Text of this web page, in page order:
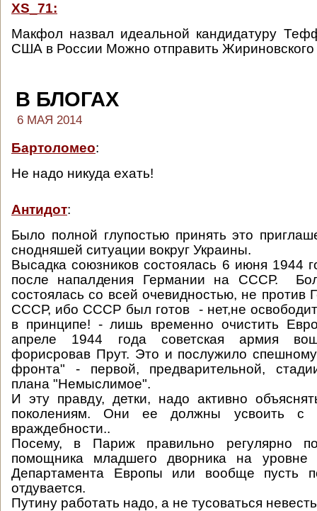
XS_71:
Макфол назвал идеальной кандидатуру
США в России Можно отправить
В БЛОГАХ
6 МАЯ 2014
Бартоломео:
Не надо никуда ехать!
Антидот:
Было полной глупостью принять это
снодняшей ситуации вокруг Украины.
Высадка союзников состоялась 6 июня 1944
после напалдения Германии на СССР.
состоялась со всей очевидностью, не против
СССР, ибо СССР был готов - нет,не
в принципе! - лишь временно очистить
апреле 1944 года советская армия
форисровав Прут. Это и послужило
фронта" - первой, предварительной,
плана "Немыслимое".
И эту правду, детки, надо активно
поколениям. Они ее должны усвоить с
враждебности..
Посему, в Париж правильно регулярно
помощника младшего дворника на
Департамента Европы или вообще пусть
отдувается.
Путину работать надо, а не тусоваться